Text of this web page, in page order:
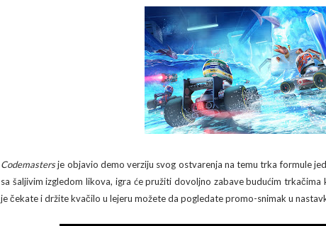
Codemastersje objavio demo verziju svog ostvarenja na temu trka formule
sa šaljivim izgledom likova, igra će pružiti dovoljno zabave budućim
je čekate i držite kvačilo u lejeru možete da pogledate promo-snimak u